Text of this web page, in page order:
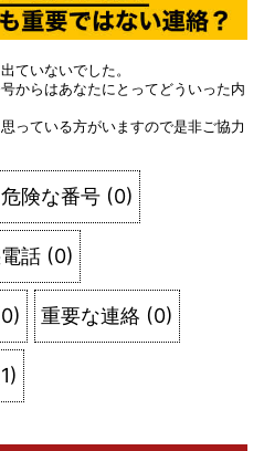
ていないでした。
からはあなたにとってどういった内
っている方がいますので是非ご協力
危険な番号 (0)
話 (0)
0) 重要な連絡 (0)
1)